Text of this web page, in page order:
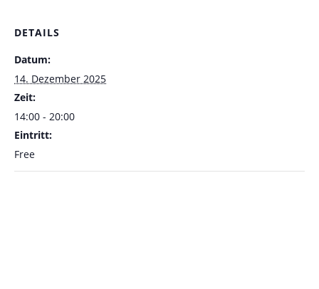
DETAILS
Datum:
14. Dezember 2025
Zeit:
14:00 - 20:00
Eintritt:
Free